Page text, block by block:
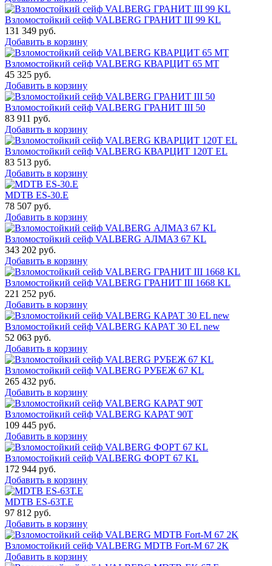
Взломостойкий сейф VALBERG ГРАНИТ III 99 KL
131 349 руб.
Добавить в корзину
Взломостойкий сейф VALBERG КВАРЦИТ 65 МТ
45 325 руб.
Добавить в корзину
Взломостойкий сейф VALBERG ГРАНИТ III 50
83 911 руб.
Добавить в корзину
Взломостойкий сейф VALBERG КВАРЦИТ 120Т EL
83 513 руб.
Добавить в корзину
MDTB ES-30.Е
78 507 руб.
Добавить в корзину
Взломостойкий сейф VALBERG АЛМАЗ 67 KL
343 202 руб.
Добавить в корзину
Взломостойкий сейф VALBERG ГРАНИТ III 1668 KL
221 252 руб.
Добавить в корзину
Взломостойкий сейф VALBERG КАРАТ 30 EL new
52 063 руб.
Добавить в корзину
Взломостойкий сейф VALBERG РУБЕЖ 67 KL
265 432 руб.
Добавить в корзину
Взломостойкий сейф VALBERG КАРАТ 90T
109 445 руб.
Добавить в корзину
Взломостойкий сейф VALBERG ФОРТ 67 KL
172 944 руб.
Добавить в корзину
MDTB ES-63Т.Е
97 812 руб.
Добавить в корзину
Взломостойкий сейф VALBERG MDTB Fort-M 67 2K
Добавить в корзину